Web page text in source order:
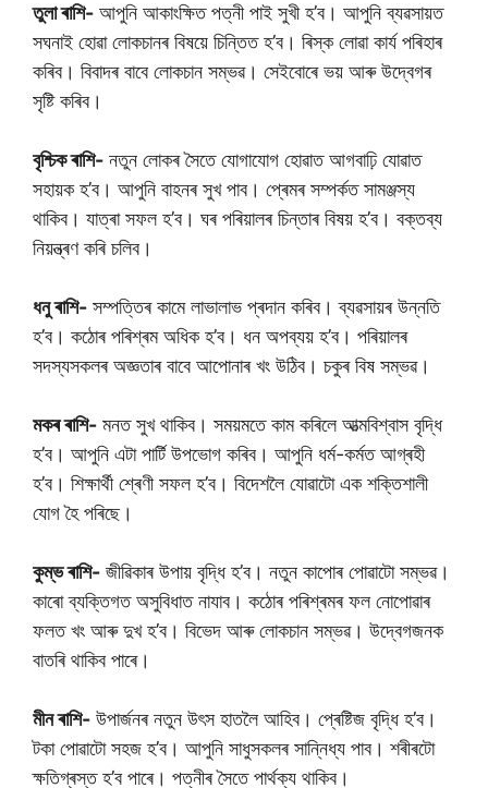
তুলা ৰাশি- আপুনি আকাংক্ষিত পত্নী পাই সুখী হ’ব। আপুনি ব্যৱসায়ত
সঘনাই হোৱা লোকচানৰ বিষয়ে চিন্তিত হ’ব। ৰিস্ক লোৱা কাৰ্য পৰিহাৰ
কৰিব। বিবাদৰ বাবে লোকচান সম্ভৱ। সেইবোৰে ভয় আৰু উদ্বেগৰ
সৃষ্টি কৰিব।
বৃশ্চিক ৰাশি- নতুন লোকৰ সৈতে যোগাযোগ হোৱাত আগবাঢ়ি যোৱাত
সহায়ক হ’ব। আপুনি বাহনৰ সুখ পাব। প্ৰেমৰ সম্পৰ্কত সামঞ্জস্য
থাকিব। যাত্ৰা সফল হ’ব। ঘৰ পৰিয়ালৰ চিন্তাৰ বিষয় হ’ব। বক্তব্য
নিয়ন্ত্ৰণ কৰি চলিব।
ধনু ৰাশি- সম্পত্তিৰ কামে লাভালাভ প্ৰদান কৰিব। ব্যৱসায়ৰ উন্নতি
হ’ব। কঠোৰ পৰিশ্ৰম অধিক হ’ব। ধন অপব্যয় হ’ব। পৰিয়ালৰ
সদস্যসকলৰ অজ্ঞতাৰ বাবে আপোনাৰ খং উঠিব। চকুৰ বিষ সম্ভৱ।
মকৰ ৰাশি- মনত সুখ থাকিব। সময়মতে কাম কৰিলে আত্মবিশ্বাস বৃদ্ধি
হ’ব। আপুনি এটা পাৰ্টি উপভোগ কৰিব। আপুনি ধৰ্ম-কৰ্মত আগ্ৰহী
হ’ব। শিক্ষাৰ্থী শ্ৰেণী সফল হ’ব। বিদেশলৈ যোৱাটো এক শক্তিশালী
যোগ হৈ পৰিছে।
কুম্ভ ৰাশি- জীৱিকাৰ উপায় বৃদ্ধি হ’ব। নতুন কাপোৰ পোৱাটো সম্ভৱ।
কাৰো ব্যক্তিগত অসুবিধাত নাযাব। কঠোৰ পৰিশ্ৰমৰ ফল নোপোৱাৰ
ফলত খং আৰু দুখ হ’ব। বিভেদ আৰু লোকচান সম্ভৱ। উদ্বেগজনক
বাতৰি থাকিব পাৰে।
মীন ৰাশি- উপাৰ্জনৰ নতুন উৎস হাতলৈ আহিব। প্ৰেষ্টিজ বৃদ্ধি হ’ব।
টকা পোৱাটো সহজ হ’ব। আপুনি সাধুসকলৰ সান্নিধ্য পাব। শৰীৰটো
ক্ষতিগ্ৰস্ত হ’ব পাৰে। পত্নীৰ সৈতে পাৰ্থক্য থাকিব।